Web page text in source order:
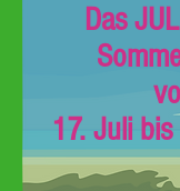
Das
17. Juli